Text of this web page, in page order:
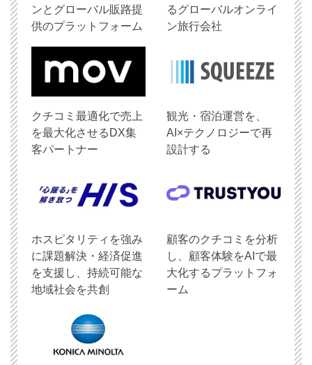
ンとグローバル販路提
供のプラットフォーム
るグローバルオンライ
ン旅行会社
クチコミ最適化で売上
を最大化させるDX集
客パートナー
観光・宿泊運営を、
AI×テクノロジーで再
設計する
ホスピタリティを強み
に課題解決・経済促進
を支援し、持続可能な
地域社会を共創
顧客のクチコミを分析
し、顧客体験をAIで最
大化するプラットフォ
ーム